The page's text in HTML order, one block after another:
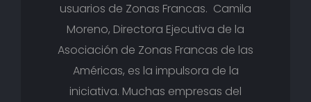
usuarios de Zonas Francas. Camila
Moreno, Directora Ejecutiva de la
Asociación de Zonas Francas de las
Américas, es la impulsora de la
iniciativa. Muchas empresas del